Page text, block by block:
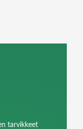
tarvikkeet